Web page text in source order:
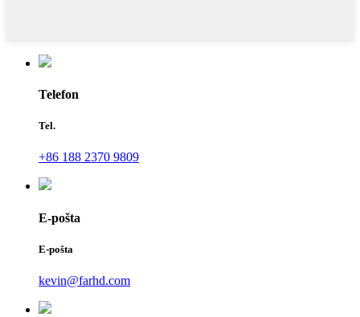
Telefon
Tel.
+86 188 2370 9809
E-pošta
E-pošta
kevin@farhd.com